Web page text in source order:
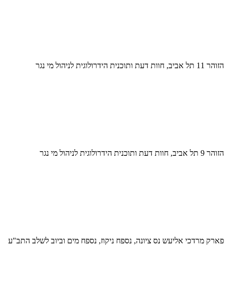
הזוהר 11 תל אביב, חוות דעת ותוכנית הידרולוגית לניהול מי נגר
הזוהר 9 תל אביב, חוות דעת ותוכנית הידרולוגית לניהול מי נגר
פארק מרדכי אליעש נס ציונה, נספח ניקוז, נספח מים וביוב לשלב התב"ע